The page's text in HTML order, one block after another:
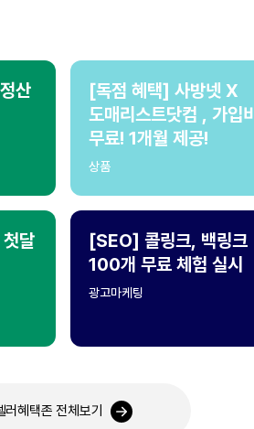
산
[독점 혜택] 사방넷 X
도매리스트닷컴 , 가입비
무료! 1개월 제공!
상품
달
[SEO] 콜링크, 백링크
100개 무료 체험 실시
광고마케팅
러혜택존 전체보기